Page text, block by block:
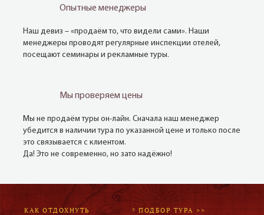
Опытные менеджеры
Наш девиз – «продаём то, что видели сами». Наши
менеджеры проводят регулярные инспекции отелей,
посещают семинары и рекламные туры.
Мы проверяем цены
Мы не продаём туры он-лайн. Сначала наш менеджер
убедится в наличии тура по указанной цене и только после
это связывается с клиентом.
Да! Это не современно, но зато надёжно!
КАК ОТДОХНУТЬ * ПОДБОР ТУРА >>